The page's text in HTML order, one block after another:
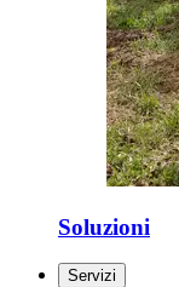
Soluzioni
Servizi